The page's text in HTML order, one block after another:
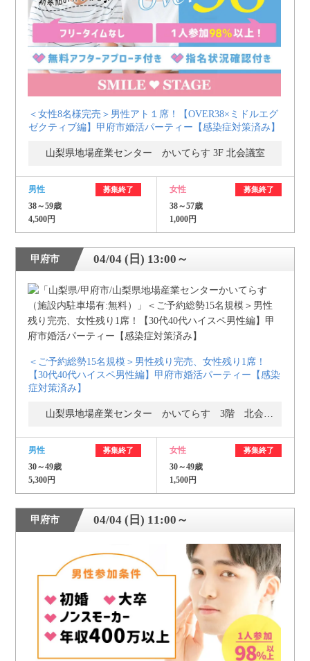
＜女性8名様完売＞男性アト１席！【OVER38×ミドルエグ
ゼクティブ編】甲府市婚活パーティー【感染症対策済み】
山梨県地場産業センター かいてらす 3F 北会議室
男性 募集終了
38～59歳
4,500円
女性 募集終了
38～57歳
1,000円
甲府市 04/04 (日) 13:00～
＜ご予約総勢15名規模＞男性残り完売、女性残り1席！
【30代40代ハイスペ男性編】甲府市婚活パーティー【感染
症対策済み】
男性 募集終了
30～49歳
5,300円
女性 募集終了
30～49歳
1,500円
甲府市 04/04 (日) 11:00～